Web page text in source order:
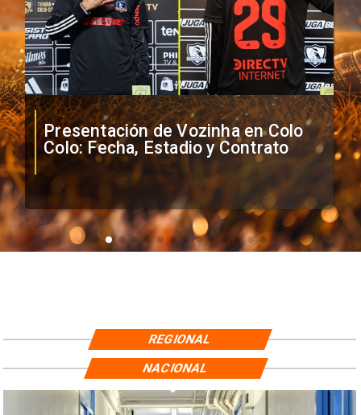
Presentación de Vozinha en Colo
Colo: Fecha, Estadio y Contrato
REGIONAL
NACIONAL